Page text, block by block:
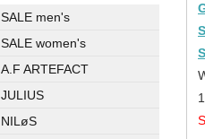
SALE men's
SALE women's
A.F ARTEFACT
JULIUS
NILøS